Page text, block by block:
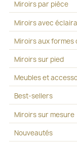
Miroirs par pièce
Miroirs avec
Miroirs aux formes
Miroirs sur pied
Meubles et
Best-sellers
Miroirs sur mesure
Nouveautés